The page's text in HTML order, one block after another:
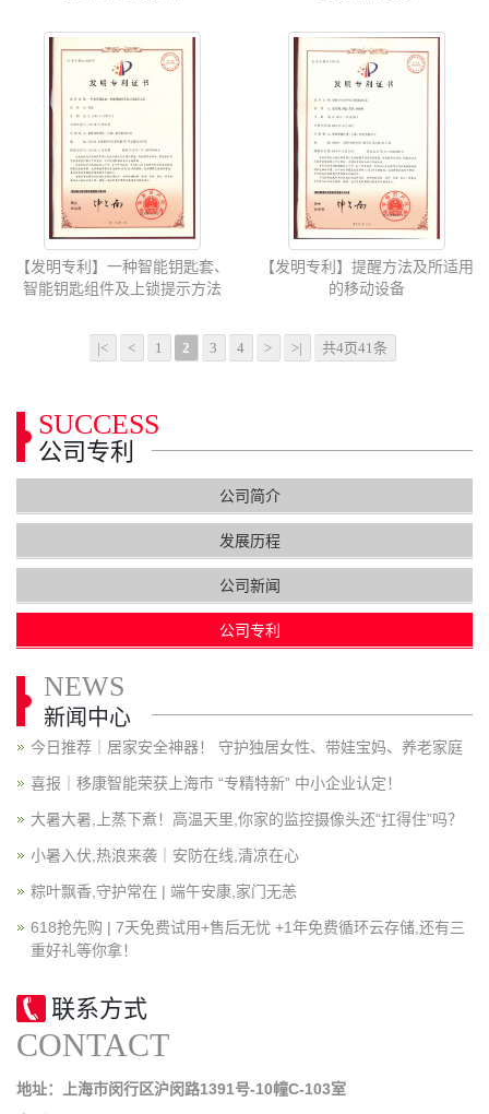
【发明专利】一种智能钥匙套、
智能钥匙组件及上锁提示方法
【发明专利】提醒方法及所适用
的移动设备
|< < 1 2 3 4 > >| 共4页41条
SUCCESS
公司专利
公司简介
发展历程
公司新闻
公司专利
NEWS
新闻中心
今日推荐｜居家安全神器！ 守护独居女性、带娃宝妈、养老家庭
喜报｜移康智能荣获上海市 “专精特新” 中小企业认定！
大暑大暑,上蒸下煮！高温天里,你家的监控摄像头还“扛得住”吗？
小暑入伏,热浪来袭｜安防在线,清凉在心
粽叶飘香,守护常在 | 端午安康,家门无恙
618抢先购 | 7天免费试用+售后无忧 +1年免费循环云存储,还有三
重好礼等你拿！
联系方式
CONTACT
地址：上海市闵行区沪闵路1391号-10幢C-103室